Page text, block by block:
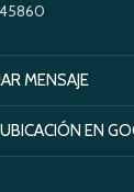
MENSAJE
EN